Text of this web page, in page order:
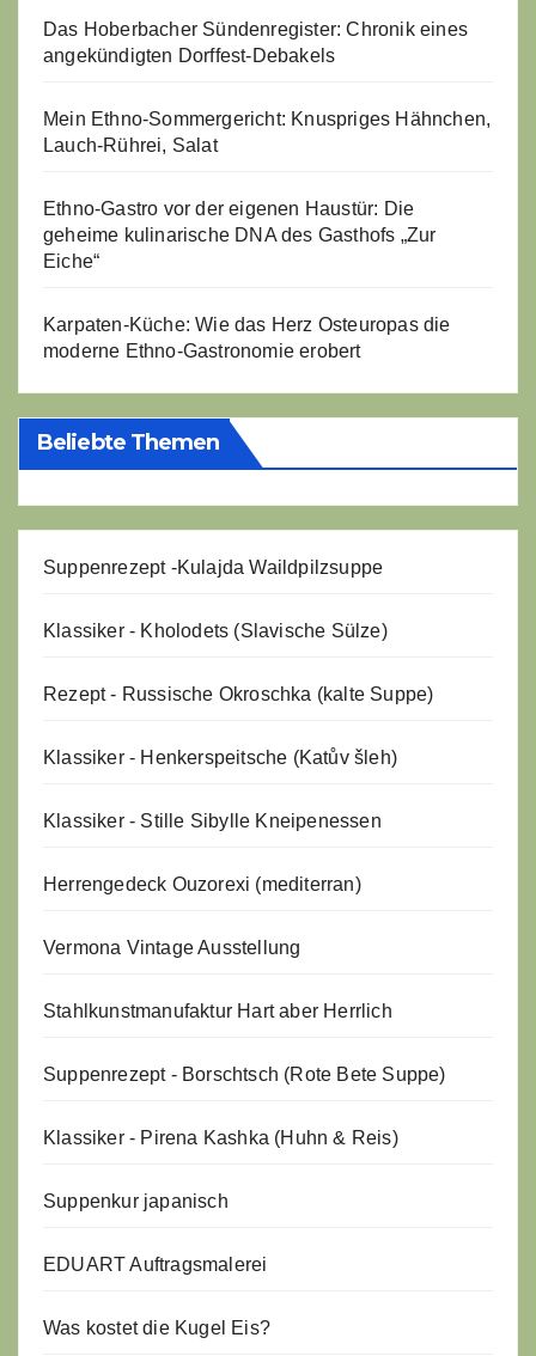
Das Hoberbacher Sündenregister: Chronik eines
angekündigten Dorffest-Debakels
Mein Ethno-Sommergericht: Knuspriges Hähnchen,
Lauch-Rührei, Salat
Ethno-Gastro vor der eigenen Haustür: Die
geheime kulinarische DNA des Gasthofs „Zur
Eiche“
Karpaten-Küche: Wie das Herz Osteuropas die
moderne Ethno-Gastronomie erobert
Beliebte Themen
Suppenrezept -Kulajda Waildpilzsuppe
Klassiker - Kholodets (Slavische Sülze)
Rezept - Russische Okroschka (kalte Suppe)
Klassiker - Henkerspeitsche (Katův šleh)
Klassiker - Stille Sibylle Kneipenessen
Herrengedeck Ouzorexi (mediterran)
Vermona Vintage Ausstellung
Stahlkunstmanufaktur Hart aber Herrlich
Suppenrezept - Borschtsch (Rote Bete Suppe)
Klassiker - Pirena Kashka (Huhn & Reis)
Suppenkur japanisch
EDUART Auftragsmalerei
Was kostet die Kugel Eis?